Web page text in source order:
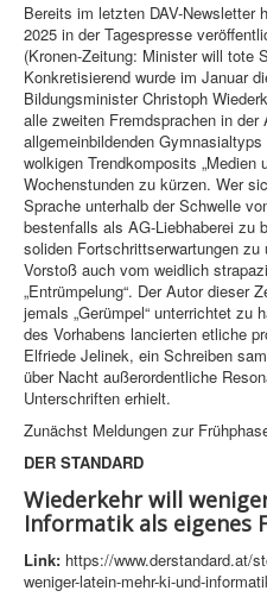
Bereits im letzten DAV-Newsletter
2025 in der Tagespresse
(Kronen-Zeitung: Minister will tote
Konkretisierend wurde im Januar
Bildungsminister Christoph
alle zweiten Fremdsprachen in
allgemeinbildenden
wolkigen Trendkomposits „Medien
Wochenstunden zu kürzen. Wer
Sprache unterhalb der Schwelle
bestenfalls als AG-Liebhaberei zu
soliden Fortschrittserwartungen
Vorstoß auch vom weidlich
„Entrümpelung“. Der Autor dieser
jemals „Gerümpel“ unterrichtet zu
des Vorhabens lancierten etliche
Elfriede Jelinek, ein Schreiben
über Nacht außerordentliche
Unterschriften erhielt.
Zunächst Meldungen zur
DER STANDARD
Wiederkehr will
Informatik als eigenes
Link: https://www.derstandard.at/
weniger-latein-mehr-ki-und-